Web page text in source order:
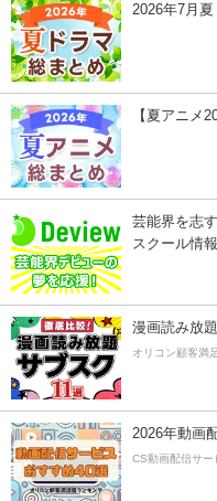
2026年7月
【夏アニメ
芸能界を志
スクール情
漫画読み放
オリコン顧客満
2026年動画
CS動画配信サー